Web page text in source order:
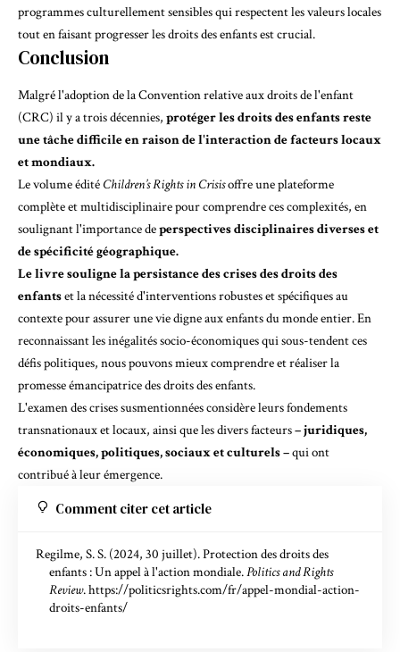
programmes culturellement sensibles qui respectent les valeurs locales
tout en faisant progresser les droits des enfants est crucial.
Conclusion
Malgré l'adoption de la Convention relative aux droits de l'enfant
(CRC) il y a trois décennies, protéger les droits des enfants reste
une tâche difficile en raison de l'interaction de facteurs locaux
et mondiaux.
Le volume édité Children’s Rights in Crisisoffre une plateforme
complète et multidisciplinaire pour comprendre ces complexités, en
soulignant l'importance deperspectives disciplinaires diverses et
de spécificité géographique.
Le livre souligne la persistance des crises des droits des
enfantset la nécessité d'interventions robustes et spécifiques au
contexte pour assurer une vie digne aux enfants du monde entier. En
reconnaissant les inégalités socio-économiques qui sous-tendent ces
défis politiques, nous pouvons mieux comprendre et réaliser la
promesse émancipatrice des droits des enfants.
L'examen des crises susmentionnées considère leurs fondements
transnationaux et locaux, ainsi que les divers facteurs– juridiques,
économiques, politiques, sociaux et culturels –qui ont
contribué à leur émergence.
Comment citer cet article
Regilme, S. S. (2024, 30 juillet). Protection des droits des
enfants : Un appel à l'action mondiale.Politics and Rights
Review.https://politicsrights.com/fr/appel-mondial-action-
droits-enfants/